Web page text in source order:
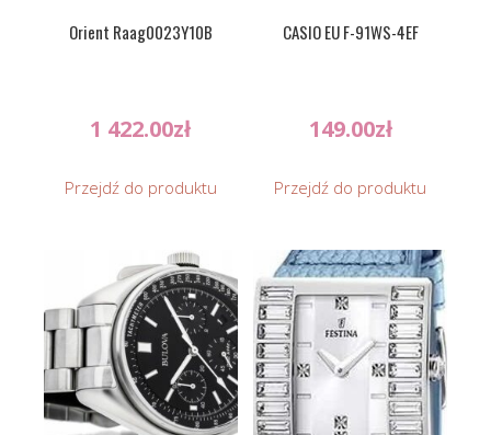
Orient Raag0023Y10B
1 422.00zł
Przejdź do produktu
CASIO EU F-91WS-4EF
149.00zł
Przejdź do produktu